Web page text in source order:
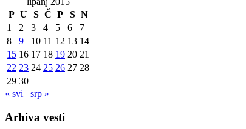
P U S Č P S N
1
2 3 4 5 6
7
8
9 10 11 12 13 14
15 16 17 18 19 20 21
22 23 24 25 26 27 28
29 30
« svi
srp »
Arhiva vesti